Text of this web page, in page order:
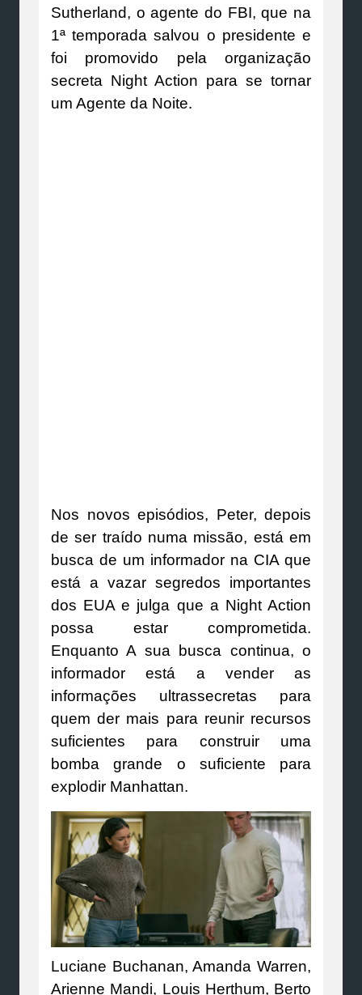
Sutherland, o agente do FBI, que na
1ª temporada salvou o presidente e
foi promovido pela organização
secreta Night Action para se tornar
um Agente da Noite.
Nos novos episódios, Peter, depois
de ser traído numa missão, está em
busca de um informador na CIA que
está a vazar segredos importantes
dos EUA e julga que a Night Action
possa estar comprometida.
Enquanto A sua busca continua, o
informador está a vender as
informações ultrassecretas para
quem der mais para reunir recursos
suficientes para construir uma
bomba grande o suficiente para
explodir Manhattan.
Luciane Buchanan, Amanda Warren,
Arienne Mandi, Louis Herthum, Berto